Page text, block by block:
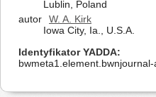
Lublin, Poland
autor
W. A. Kirk
Iowa City, Ia., U.S.A.
Identyfikator YADDA